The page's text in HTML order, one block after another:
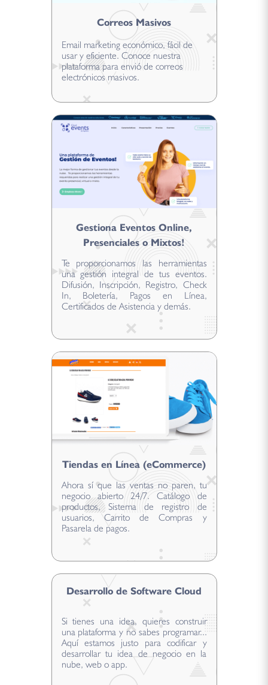
Correos Masivos
Email marketing económico, fácil de
usar y eficiente. Conoce nuestra
plataforma para envió de correos
electrónicos masivos.
Gestiona Eventos Online,
Presenciales o Mixtos!
Te proporcionamos las herramientas
una gestión integral de tus eventos.
Difusión, Inscripción, Registro, Check
In, Boletería, Pagos en Línea,
Certificados de Asistencia y demás.
Tiendas en Línea (eCommerce)
Ahora sí que las ventas no paren, tu
negocio abierto 24/7. Catálogo de
productos, Sistema de registro de
usuarios, Carrito de Compras y
Pasarela de pagos.
Desarrollo de Software Cloud
Si tienes una idea, quieres construir
una plataforma y no sabes programar...
Aquí estamos justo para codificar y
desarrollar tu idea de negocio en la
nube, web o app.